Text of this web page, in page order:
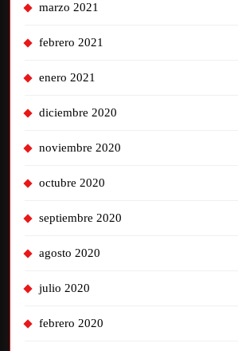
marzo 2021
febrero 2021
enero 2021
diciembre 2020
noviembre 2020
octubre 2020
septiembre 2020
agosto 2020
julio 2020
febrero 2020